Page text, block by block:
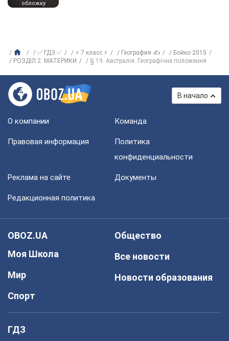
обложку
✅ ГДЗ ✅ ⚡ 7 класс ⚡ География ✍
Бойко 2015
РОЗДІЛ 2. МАТЕРИКИ
§ 19. Австралія. Географічне положення
В начало
О компании Команда
Правовая информация
Политика
конфиденциальности
Реклама на сайте Документы
Редакционная политика
OBOZ.UA
Моя Школа
Мир
Спорт
Общество
Все новости
Новости образования
ГДЗ